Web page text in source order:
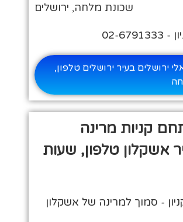
שכונת מלחה, ירושלים
ירושלים בעיר ירושלים טלפון,
קניות מרינה
אשקלון טלפון, שעות
- סמוך למרינה של אשקלון